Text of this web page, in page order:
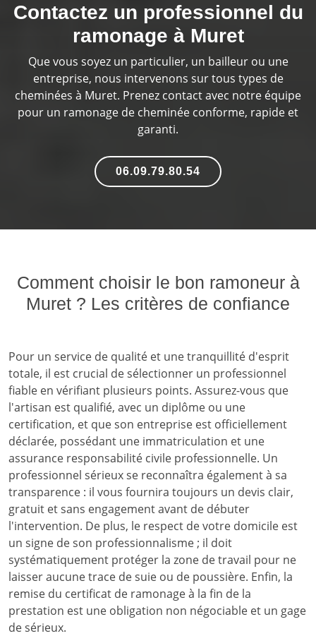
Contactez un professionnel du
ramonage à Muret
Que vous soyez un particulier, un bailleur ou une
entreprise, nous intervenons sur tous types de
cheminées à Muret. Prenez contact avec notre équipe
pour un ramonage de cheminée conforme, rapide et
garanti.
06.09.79.80.54
Comment choisir le bon ramoneur à
Muret ? Les critères de confiance
Pour un service de qualité et une tranquillité d'esprit
totale, il est crucial de sélectionner un professionnel
fiable en vérifiant plusieurs points. Assurez-vous que
l'artisan est qualifié, avec un diplôme ou une
certification, et que son entreprise est officiellement
déclarée, possédant une immatriculation et une
assurance responsabilité civile professionnelle. Un
professionnel sérieux se reconnaîtra également à sa
transparence : il vous fournira toujours un devis clair,
gratuit et sans engagement avant de débuter
l'intervention. De plus, le respect de votre domicile est
un signe de son professionnalisme ; il doit
systématiquement protéger la zone de travail pour ne
laisser aucune trace de suie ou de poussière. Enfin, la
remise du certificat de ramonage à la fin de la
prestation est une obligation non négociable et un gage
de sérieux.